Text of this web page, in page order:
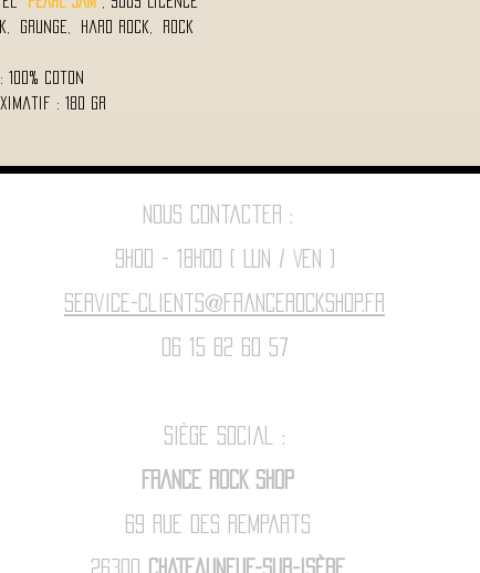
Grunge, Hard Rock, Rock
Coton
: 180 Gr
Nous contacter :
9h00 - 18H00 ( Lun / Ven )
Service-clients@francerockshop.fr
06 15 82 60 57
Siège Social :
FRANCE ROCK SHOP
69 Rue des Remparts
26300 CHATEAUNEUF-SUR-ISÈRE